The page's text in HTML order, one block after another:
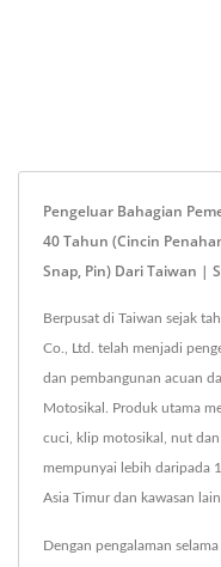
Pengeluar Bahagian
40 Tahun (cincin
Snap, Pin) Dari Taiwan |
Berpusat di Taiwan sejak
Co., Ltd. telah menjadi
dan pembangunan acuan
Motosikal. Produk utama
cuci, klip motosikal, nut
mempunyai lebih daripada
Asia Timur dan kawasan lain.
Dengan pengalaman